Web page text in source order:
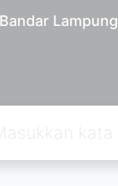
Lampung